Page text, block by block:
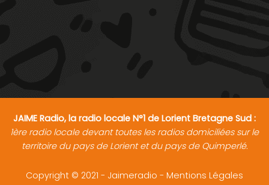
JAIME Radio, la radio locale N°1 de Lorient Bretagne Sud :
1ère radio locale devant toutes les radios domiciliées sur le
territoire du pays de Lorient et du pays de Quimperlé.
Copyright © 2021 - Jaimeradio - Mentions Légales